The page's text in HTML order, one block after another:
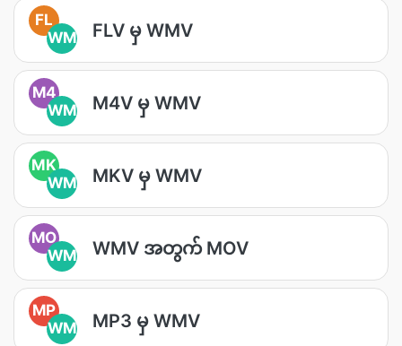
FL
WM
FLV မှ WMV
M4
WM
M4V မှ WMV
MK
WM
MKV မှ WMV
MO
WM
WMV အတွက် MOV
MP
WM
MP3 မှ WMV